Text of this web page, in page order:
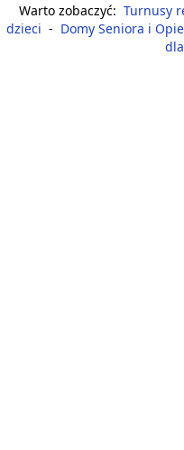
Warto zobaczyć: Turnusy
dzieci - Domy Seniora i